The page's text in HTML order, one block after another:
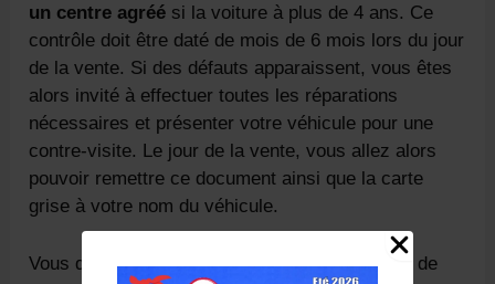
un centre agréé si la voiture à plus de 4 ans. Ce
contrôle doit être daté de mois de 6 mois lors du jour
de la vente. Si des défauts apparaissent, vous êtes
alors invité à effectuer toutes les réparations
nécessaires et présenter votre véhicule pour une
contre-visite. Le jour de la vente, vous allez alors
pouvoir remettre ce document ainsi que la carte
grise à votre nom du véhicule.
Vous devez opérer par ailleurs une déclaration de